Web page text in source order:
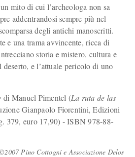
mito di cui l’archeologa non sa
addentrandosi sempre più nel
degli antichi manoscritti.
e una trama avvincente, ricca di
storia e mistero, cultura e
e l’attuale pericolo di uno
di Manuel Pimentel (La ruta de las
Gianpaolo Fiorentini, Edizioni
379, euro 17,90) - ISBN 978-88-
Pino Cottogni e Associazione Delos